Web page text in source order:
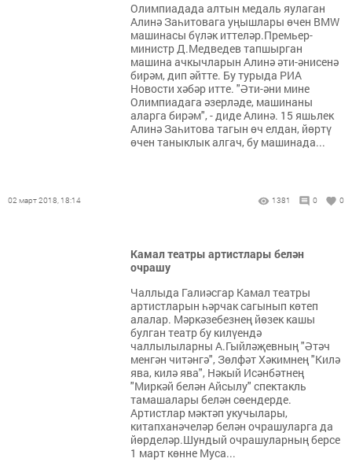
Олимпиадада алтын медаль яулаган
Алинә Заһитовага уңышлары өчен ВМW
машинасы бүләк иттеләр.Премьер-
министр Д.Медведев тапшырган
машина ачкычларын Алинә әти-әнисенә
бирәм, дип әйтте. Бу турыда РИА
Новости хәбәр итте. "Әти-әни мине
Олимпиадага әзерләде, машинаны
аларга бирәм", - диде Алинә. 15 яшьлек
Алинә Заһитова тагын өч елдан, йөртү
өчен таныклык алгач, бу машинада...
02 март 2018, 18:14 1381 0 0
Камал театры артистлары белән
очрашу
Чаллыда Галиәсгар Камал театры
артистларын һәрчак сагынып көтеп
алалар. Мәркәзебезнең йөзек кашы
булган театр бу килүендә
чаллылыларны А.Гыйләҗевның "Әтәч
менгән читәнгә", Зөлфәт Хәкимнең "Килә
ява, килә ява", Нәкый Исәнбәтнең
"Миркәй белән Айсылу" спектакль
тамашалары белән сөендерде.
Артистлар мәктәп укучылары,
китапханәчеләр белән очрашуларга да
йөрделәр.Шундый очрашуларның берсе
1 март көнне Муса...